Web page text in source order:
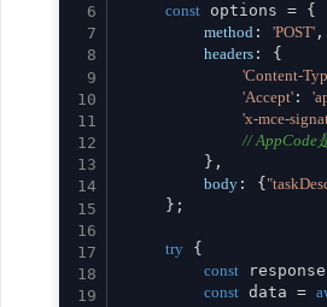
6
7
8
9
10
11
12
13
14
15
16
17
18
19
const options = {
method : 'POST' ,
headers : {
'Content-
'Accept' :
'x-mce-
// AppCode
        },
body : {
    };
try {
const
const data =